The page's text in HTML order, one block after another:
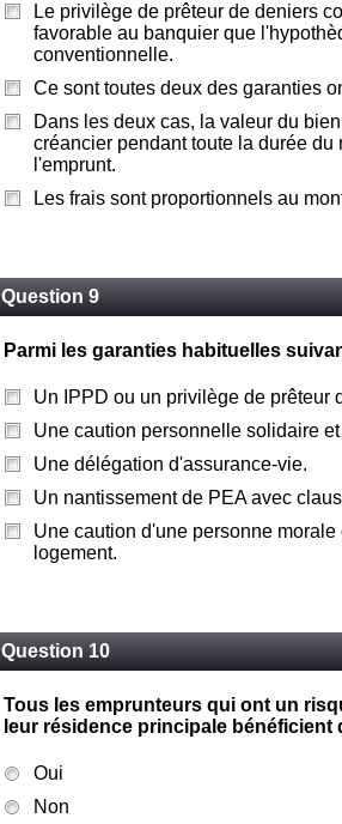
Le privilège de prêteur de deniers
favorable au banquier que
conventionnelle.
Ce sont toutes deux des garanties
Dans les deux cas, la valeur du
créancier pendant toute la durée du
l'emprunt.
Les frais sont proportionnels au
Question 9
Parmi les garanties habituelles
Un IPPD ou un privilège de prêteur
Une caution personnelle solidaire
Une délégation d'assurance-vie.
Un nantissement de PEA avec
Une caution d'une personne morale
logement.
Question 10
Tous les emprunteurs qui ont un
leur résidence principale bénéficient
Oui
Non